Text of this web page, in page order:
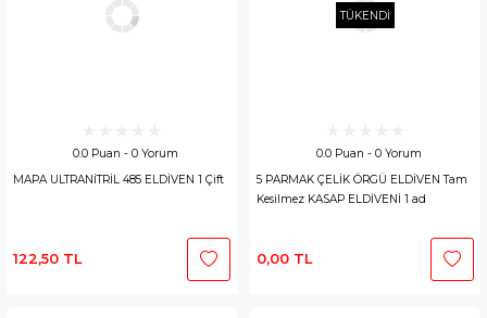
0.0 Puan - 0 Yorum
MAPA ULTRANİTRİL 485 ELDİVEN 1 Çift
122,50 TL
TÜKENDİ
0.0 Puan - 0 Yorum
5 PARMAK ÇELİK ÖRGÜ ELDİVEN Tam
Kesilmez KASAP ELDİVENİ 1 ad
0,00 TL